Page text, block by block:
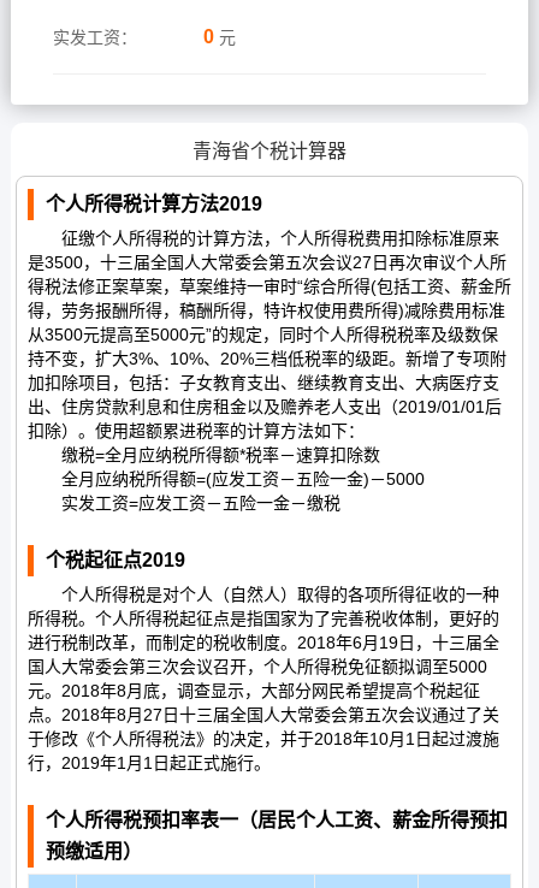
实发工资： 0元
青海省个税计算器
个人所得税计算方法2019
征缴个人所得税的计算方法，个人所得税费用扣除标准原来
是3500，十三届全国人大常委会第五次会议27日再次审议个人所
得税法修正案草案，草案维持一审时“综合所得(包括工资、薪金所
得，劳务报酬所得，稿酬所得，特许权使用费所得)减除费用标准
从3500元提高至5000元”的规定，同时个人所得税税率及级数保
持不变，扩大3%、10%、20%三档低税率的级距。新增了专项附
加扣除项目，包括：子女教育支出、继续教育支出、大病医疗支
出、住房贷款利息和住房租金以及赡养老人支出（2019/01/01后
扣除）。使用超额累进税率的计算方法如下：
缴税=全月应纳税所得额*税率－速算扣除数
全月应纳税所得额=(应发工资－五险一金)－5000
实发工资=应发工资－五险一金－缴税
个税起征点2019
个人所得税是对个人（自然人）取得的各项所得征收的一种
所得税。个人所得税起征点是指国家为了完善税收体制，更好的
进行税制改革，而制定的税收制度。2018年6月19日，十三届全
国人大常委会第三次会议召开，个人所得税免征额拟调至5000
元。2018年8月底，调查显示，大部分网民希望提高个税起征
点。2018年8月27日十三届全国人大常委会第五次会议通过了关
于修改《个人所得税法》的决定，并于2018年10月1日起过渡施
行，2019年1月1日起正式施行。
个人所得税预扣率表一（居民个人工资、薪金所得预扣
预缴适用）